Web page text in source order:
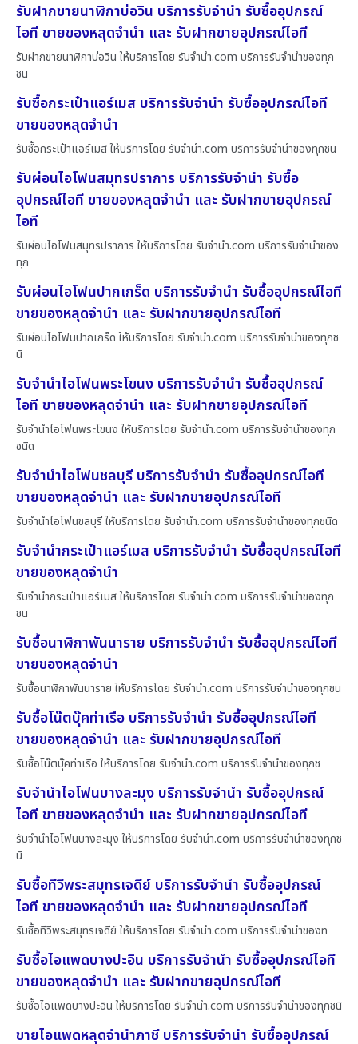
รับฝากขายนาฬิกาบ่อวิน บริการรับจำนำ รับซื้ออุปกรณ์
ไอที ขายของหลุดจำนำ และ รับฝากขายอุปกรณ์ไอที
รับฝากขายนาฬิกาบ่อวิน ให้บริการโดย รับจํานํา.com บริการรับจำนำของทุก
ชน
รับซื้อกระเป๋าแอร์เมส บริการรับจำนำ รับซื้ออุปกรณ์ไอที
ขายของหลุดจำนำ
รับซื้อกระเป๋าแอร์เมส ให้บริการโดย รับจํานํา.com บริการรับจำนำของทุกชน
รับผ่อนไอโฟนสมุทรปราการ บริการรับจำนำ รับซื้อ
อุปกรณ์ไอที ขายของหลุดจำนำ และ รับฝากขายอุปกรณ์
ไอที
รับผ่อนไอโฟนสมุทรปราการ ให้บริการโดย รับจํานํา.com บริการรับจำนำของ
ทุก
รับผ่อนไอโฟนปากเกร็ด บริการรับจำนำ รับซื้ออุปกรณ์ไอที
ขายของหลุดจำนำ และ รับฝากขายอุปกรณ์ไอที
รับผ่อนไอโฟนปากเกร็ด ให้บริการโดย รับจํานํา.com บริการรับจำนำของทุกช
นิ
รับจำนำไอโฟนพระโขนง บริการรับจำนำ รับซื้ออุปกรณ์
ไอที ขายของหลุดจำนำ และ รับฝากขายอุปกรณ์ไอที
รับจำนำไอโฟนพระโขนง ให้บริการโดย รับจํานํา.com บริการรับจำนำของทุก
ชนิด
รับจำนำไอโฟนชลบุรี บริการรับจำนำ รับซื้ออุปกรณ์ไอที
ขายของหลุดจำนำ และ รับฝากขายอุปกรณ์ไอที
รับจำนำไอโฟนชลบุรี ให้บริการโดย รับจํานํา.com บริการรับจำนำของทุกชนิด
รับจำนำกระเป๋าแอร์เมส บริการรับจำนำ รับซื้ออุปกรณ์ไอที
ขายของหลุดจำนำ
รับจำนำกระเป๋าแอร์เมส ให้บริการโดย รับจํานํา.com บริการรับจำนำของทุก
ชน
รับซื้อนาฬิกาพันนาราย บริการรับจำนำ รับซื้ออุปกรณ์ไอที
ขายของหลุดจำนำ
รับซื้อนาฬิกาพันนาราย ให้บริการโดย รับจํานํา.com บริการรับจำนำของทุกชน
รับซื้อโน๊ตบุ๊คท่าเรือ บริการรับจำนำ รับซื้ออุปกรณ์ไอที
ขายของหลุดจำนำ และ รับฝากขายอุปกรณ์ไอที
รับซื้อโน๊ตบุ๊คท่าเรือ ให้บริการโดย รับจํานํา.com บริการรับจำนำของทุกช
รับจำนำไอโฟนบางละมุง บริการรับจำนำ รับซื้ออุปกรณ์
ไอที ขายของหลุดจำนำ และ รับฝากขายอุปกรณ์ไอที
รับจำนำไอโฟนบางละมุง ให้บริการโดย รับจํานํา.com บริการรับจำนำของทุกช
นิ
รับซื้อทีวีพระสมุทรเจดีย์ บริการรับจำนำ รับซื้ออุปกรณ์
ไอที ขายของหลุดจำนำ และ รับฝากขายอุปกรณ์ไอที
รับซื้อทีวีพระสมุทรเจดีย์ ให้บริการโดย รับจํานํา.com บริการรับจำนำของท
รับซื้อไอแพดบางปะอิน บริการรับจำนำ รับซื้ออุปกรณ์ไอที
ขายของหลุดจำนำ และ รับฝากขายอุปกรณ์ไอที
รับซื้อไอแพดบางปะอิน ให้บริการโดย รับจํานํา.com บริการรับจำนำของทุกชนิ
ขายไอแพดหลุดจำนำภาชี บริการรับจำนำ รับซื้ออุปกรณ์